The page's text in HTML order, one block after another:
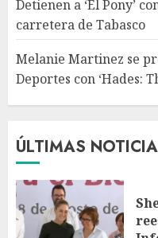
Detienen a ‘El Pony’
carretera de Tabasco
Melanie Martinez se
Deportes con ‘Hades:
ÚLTIMAS
5
1